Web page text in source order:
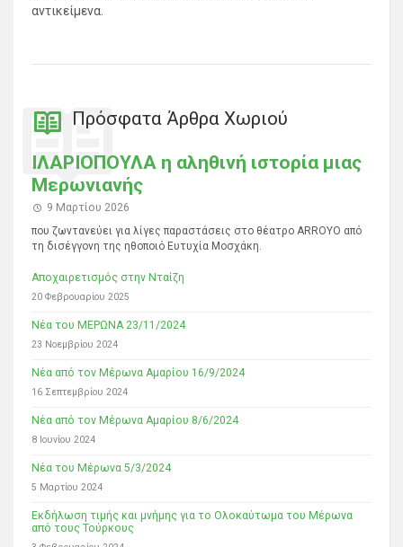
αντικείμενα.
Πρόσφατα Άρθρα Χωριού
ΙΛΑΡΙΟΠΟΥΛΑ η αληθινή ιστορία μιας
Μερωνιανής
9 Μαρτίου 2026
που ζωντανεύει για λίγες παραστάσεις στο θέατρο ARROYO από
τη δισέγγονη της ηθοποιό Ευτυχία Μοσχάκη.
Αποχαιρετισμός στην Νταίζη
20 Φεβρουαρίου 2025
Νέα του ΜΕΡΩΝΑ 23/11/2024
23 Νοεμβρίου 2024
Νέα από τον Μέρωνα Αμαρίου 16/9/2024
16 Σεπτεμβρίου 2024
Νέα από τον Μέρωνα Αμαρίου 8/6/2024
8 Ιουνίου 2024
Νέα του Μέρωνα 5/3/2024
5 Μαρτίου 2024
Εκδήλωση τιμής και μνήμης για το Ολοκαύτωμα του Μέρωνα
από τους Τούρκους